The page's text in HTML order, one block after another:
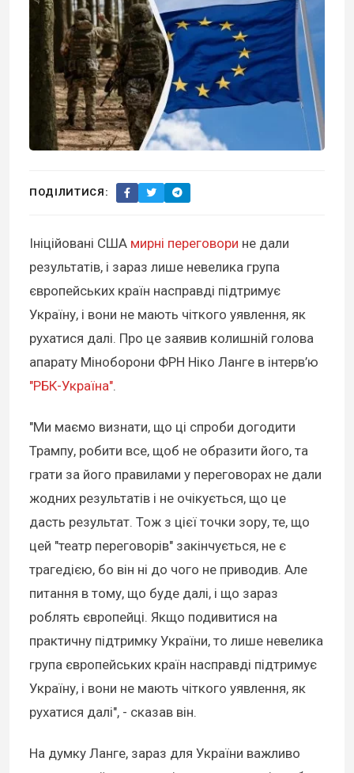
ПОДІЛИТИСЯ:
Ініційовані США мирні переговори не дали
результатів, і зараз лише невелика група
європейських країн насправді підтримує
Україну, і вони не мають чіткого уявлення, як
рухатися далі. Про це заявив колишній голова
апарату Міноборони ФРН Ніко Ланге в інтерв’ю
"РБК-Україна".
"Ми маємо визнати, що ці спроби догодити
Трампу, робити все, щоб не образити його, та
грати за його правилами у переговорах не дали
жодних результатів і не очікується, що це
дасть результат. Тож з цієї точки зору, те, що
цей "театр переговорів" закінчується, не є
трагедією, бо він ні до чого не приводив. Але
питання в тому, що буде далі, і що зараз
роблять європейці. Якщо подивитися на
практичну підтримку України, то лише невелика
група європейських країн насправді підтримує
Україну, і вони не мають чіткого уявлення, як
рухатися далі", - сказав він.
На думку Ланге, зараз для України важливо